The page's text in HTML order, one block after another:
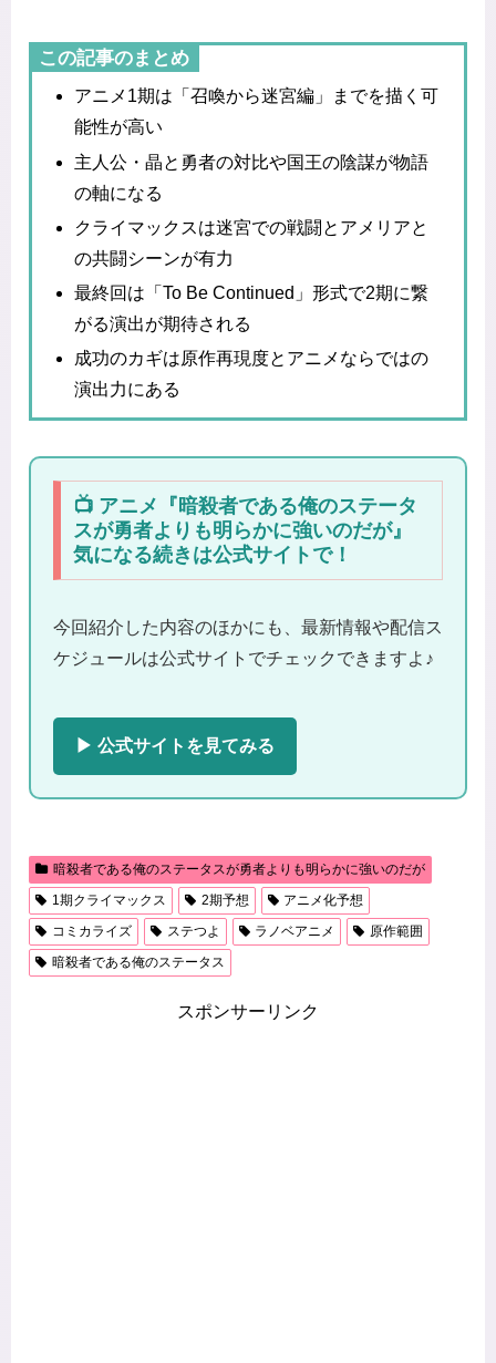
この記事のまとめ
アニメ1期は「召喚から迷宮編」までを描く可
能性が高い
主人公・晶と勇者の対比や国王の陰謀が物語
の軸になる
クライマックスは迷宮での戦闘とアメリアと
の共闘シーンが有力
最終回は「To Be Continued」形式で2期に繋
がる演出が期待される
成功のカギは原作再現度とアニメならではの
演出力にある
📺 アニメ『暗殺者である俺のステータ
スが勇者よりも明らかに強いのだが』
気になる続きは公式サイトで！
今回紹介した内容のほかにも、最新情報や配信ス
ケジュールは公式サイトでチェックできますよ♪
▶ 公式サイトを見てみる
暗殺者である俺のステータスが勇者よりも明らかに強いのだが
1期クライマックス
2期予想
アニメ化予想
コミカライズ
ステつよ ラノベアニメ
原作範囲
暗殺者である俺のステータス
スポンサーリンク